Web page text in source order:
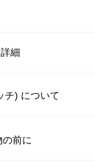
細
チ) について
の前に